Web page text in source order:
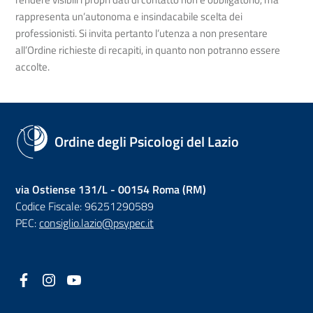
rappresenta un’autonoma e insindacabile scelta dei
professionisti. Si invita pertanto l’utenza a non presentare
all’Ordine richieste di recapiti, in quanto non potranno essere
accolte.
Ordine degli Psicologi del Lazio
via Ostiense 131/L - 00154 Roma (RM)
Codice Fiscale: 96251290589
PEC:consiglio.lazio@psypec.it
Facebook
(nuova scheda - new tab)
Instagram
(nuova scheda - new tab)